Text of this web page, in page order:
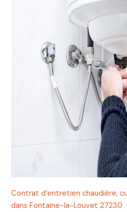
Contrat d’entretien chaudière,
dans Fontaine-la-Louvet 27230